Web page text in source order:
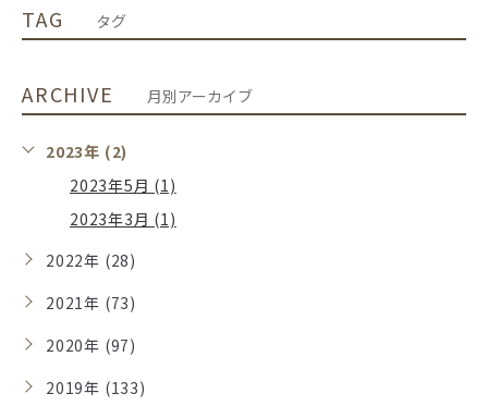
TAG タグ
ARCHIVE 月別アーカイブ
2023年 (2)
2023年5月 (1)
2023年3月 (1)
2022年 (28)
2021年 (73)
2020年 (97)
2019年 (133)